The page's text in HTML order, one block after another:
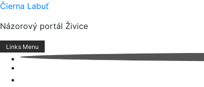
Skip
content
Čierna Labuť
Názorový portál Živice
Links Menu